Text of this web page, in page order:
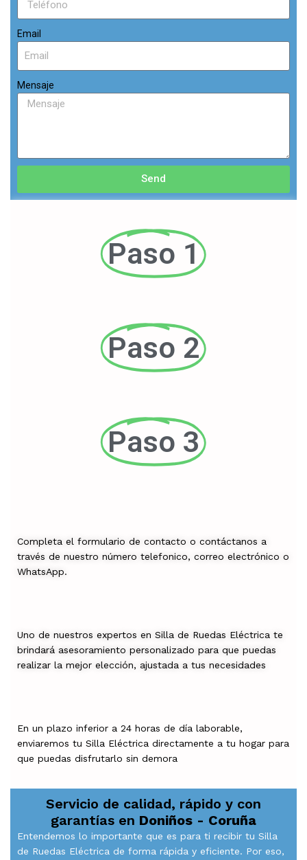
Email
Mensaje
Send
Paso 1
Paso 2
Paso 3
Completa el formulario de contacto o contáctanos a
través de nuestro número telefonico, correo electrónico o
WhatsApp.
Uno de nuestros expertos en Silla de Ruedas Eléctrica te
brindará asesoramiento personalizado para que puedas
realizar la mejor elección, ajustada a tus necesidades
En un plazo inferior a 24 horas de día laborable,
enviaremos tu Silla Eléctrica directamente a tu hogar para
que puedas disfrutarlo sin demora
Servicio de calidad, rápido y con
garantías en Doniños - Coruña
Entendemos lo importante que es para ti recibir tu Silla
de Ruedas Eléctrica de forma rápida y eficiente. Por eso,